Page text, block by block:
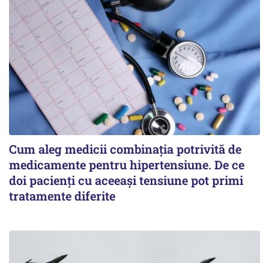
Cum aleg medicii combinația potrivită de
medicamente pentru hipertensiune. De ce
doi pacienți cu aceeași tensiune pot primi
tratamente diferite